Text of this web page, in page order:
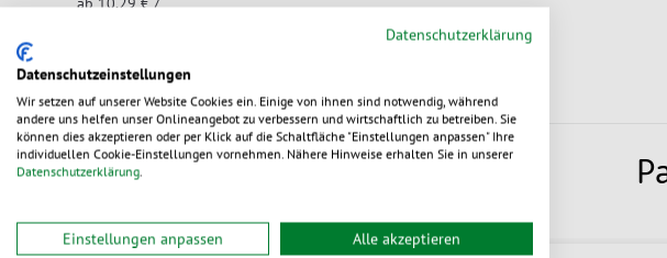
Datenschutzerklärung
Datenschutzeinstellungen
Wir setzen auf unserer Website Cookies ein. Einige von ihnen sind notwendig, während
andere uns helfen unser Onlineangebot zu verbessern und wirtschaftlich zu betreiben. Sie
können dies akzeptieren oder per Klick auf die Schaltfläche "Einstellungen anpassen" Ihre
individuellen Cookie-Einstellungen vornehmen. Nähere Hinweise erhalten Sie in unserer
Datenschutzerklärung.
Einstellungen anpassen Alle akzeptieren